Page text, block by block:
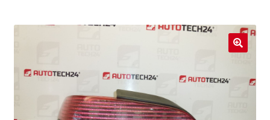
Μεταφορά
Ο λογαριασμός μου